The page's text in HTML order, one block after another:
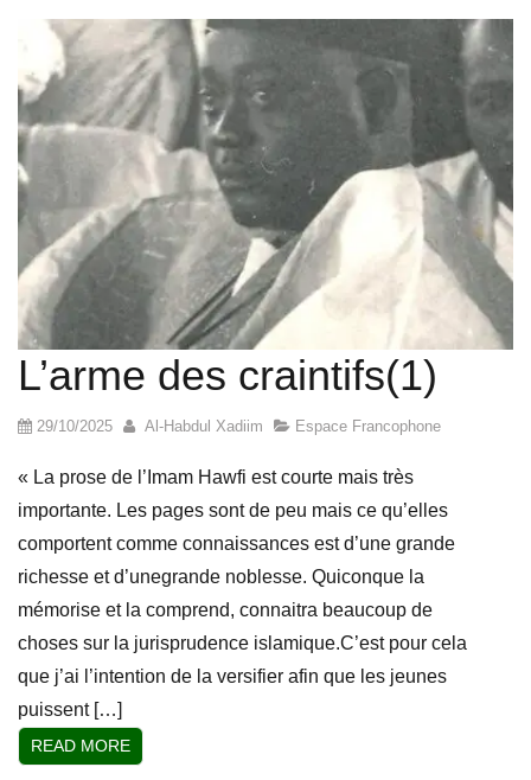
L’arme des craintifs(1)
29/10/2025 Al-Habdul Xadiim Espace Francophone
« La prose de l’Imam Hawfi est courte mais très
importante. Les pages sont de peu mais ce qu’elles
comportent comme connaissances est d’une grande
richesse et d’unegrande noblesse. Quiconque la
mémorise et la comprend, connaitra beaucoup de
choses sur la jurisprudence islamique.C’est pour cela
que j’ai l’intention de la versifier afin que les jeunes
puissent […]
READ MORE